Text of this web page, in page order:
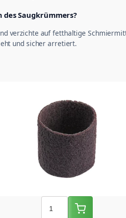
des Saugkrümmers?
verzichte auf fetthaltige
und sicher arretiert.